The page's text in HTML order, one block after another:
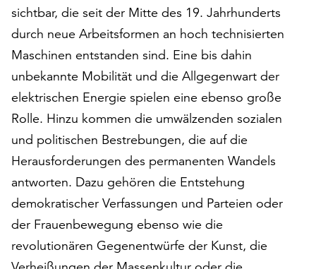
ändern
und
widerrufen.
Dafür
steht
Ihnen
am
Ende
der
Seite
die
Schaltfläche
Einstellungen“
zur
Verfügung.
sichtbar, die seit der Mitte des 19. Jahrhunderts
durch neue Arbeitsformen an hoch technisierten
Maschinen entstanden sind. Eine bis dahin
unbekannte Mobilität und die Allgegenwart der
elektrischen Energie spielen eine ebenso große
Rolle. Hinzu kommen die umwälzenden sozialen
und politischen Bestrebungen, die auf die
Herausforderungen des permanenten Wandels
antworten. Dazu gehören die Entstehung
demokratischer Verfassungen und Parteien oder
der Frauenbewegung ebenso wie die
revolutionären Gegenentwürfe der Kunst, die